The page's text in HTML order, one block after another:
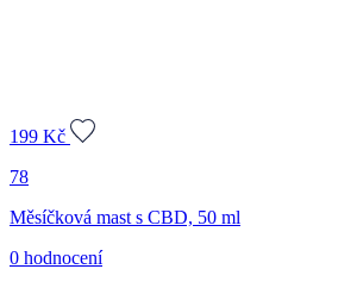
199 Kč
78
Měsíčková mast s CBD, 50 ml
0 hodnocení